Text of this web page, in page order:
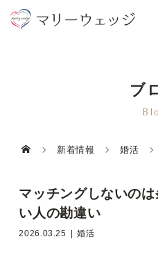
ブ
新着情報 婚活
マッチングしないの
い人の勘違い
2026.03.25 婚活